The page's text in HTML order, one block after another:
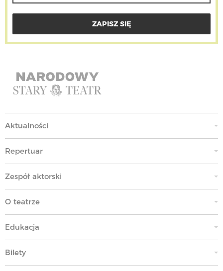
Aktualności
Repertuar
Zespół aktorski
O teatrze
Edukacja
Bilety